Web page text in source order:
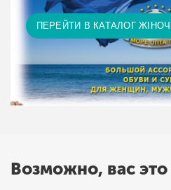
ПЕРЕЙТИ В КАТАЛОГ
Возможно, вас это